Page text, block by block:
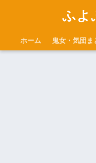
ふよ
ホーム 鬼女・気団ま